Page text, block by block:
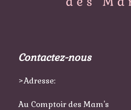
Contactez-nous
>Adresse:
Au Comptoir des Mam's